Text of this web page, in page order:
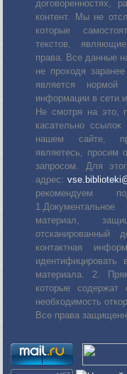
договоренностях,
контент. Мы не
которые
текстов,
права. Все данные
не проходя
является
информации в сети
Не смотря на это,
касательно
нашем сайте,
являетесь, просим
запросом. Для
адрес:
рекомендуем
материал,
контактная
идентифицировать
материала. 2.
которые
необходимость
Все права